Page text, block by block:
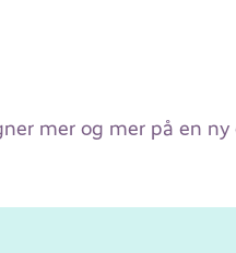
mer og mer på en